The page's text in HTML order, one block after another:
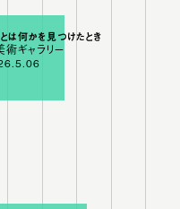
何かを見つけたとき
ギャラリー